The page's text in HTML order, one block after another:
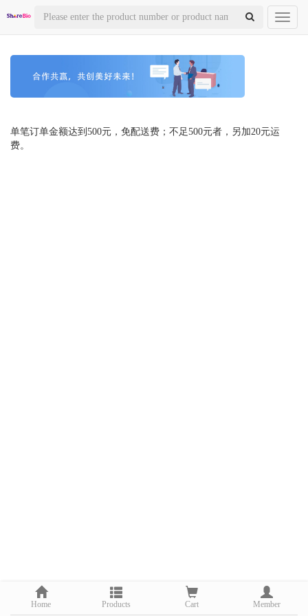
Toggle
单笔订单金额达到500元，免配送费；不足500元者，另加20元运
费。
Home Products Cart Member